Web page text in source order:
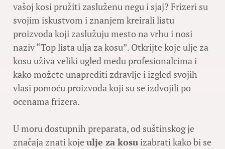
vašoj kosi pružiti zasluženu negu i sjaj? Frizeri su
svojim iskustvom i znanjem kreirali listu
proizvoda koji zaslužuju mesto na vrhu i nosi
naziv “Top lista ulja za kosu”. Otkrijte koje ulje za
kosu uživa veliki ugled među profesionalcima i
kako možete unaprediti zdravlje i izgled svojih
vlasi pomoću proizvoda koji su se izdvojili po
ocenama frizera.
U moru dostupnih preparata, od suštinskog je
značaja znati kojeulje za kosuizabrati kako bi se